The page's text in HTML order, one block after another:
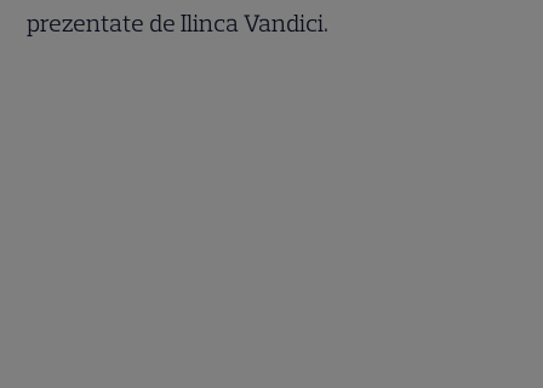
prezentate de Ilinca Vandici.